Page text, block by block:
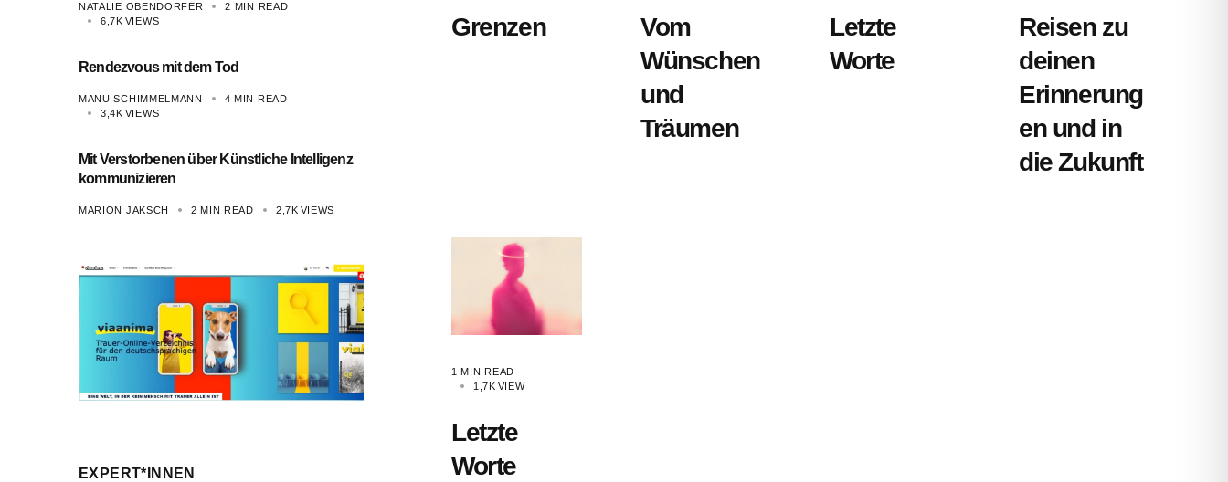
Grenzen
Vom
Wünschen
und
Träumen
Letzte
Worte
Reisen zu
deinen
Erinnerung
en und in
die Zukunft
1 MIN READ
1,7K VIEW
Letzte
Worte
NATALIE OBENDORFER
2 MIN READ
6,7K VIEWS
Rendezvous mit dem Tod
MANU SCHIMMELMANN
4 MIN READ
3,4K VIEWS
Mit Verstorbenen über Künstliche Intelligenz
kommunizieren
MARION JAKSCH 2 MIN READ 2,7K VIEWS
EXPERT*INNEN